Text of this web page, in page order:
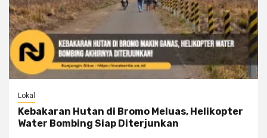
Lokal
Kebakaran Hutan di Bromo Meluas, Helikopter
Water Bombing Siap Diterjunkan